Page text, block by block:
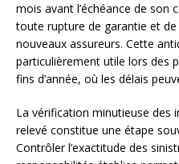
mois avant l’échéance de son
toute rupture de garantie et
nouveaux assureurs. Cette
particulièrement utile lors des
fins d’année, où les délais
La vérification minutieuse des
relevé constitue une étape
Contrôler l’exactitude des